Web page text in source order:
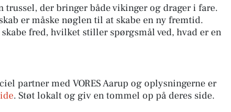
trussel, der bringer både vikinger og drager i fare.
er måske nøglen til at skabe en ny fremtid.
fred, hvilket stiller spørgsmål ved, hvad er en
partner med VORES Aarup og oplysningerne er
. Støt lokalt og giv en tommel op på deres side.